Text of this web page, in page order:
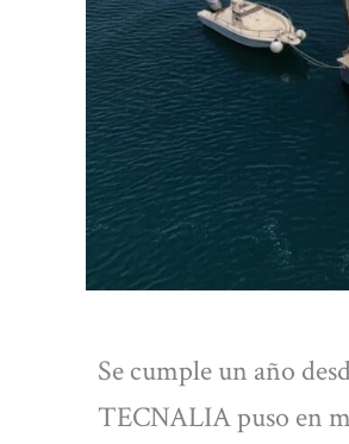
Se cumple un año
TECNALIA puso en